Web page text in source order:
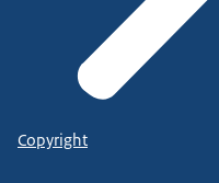
Copyright